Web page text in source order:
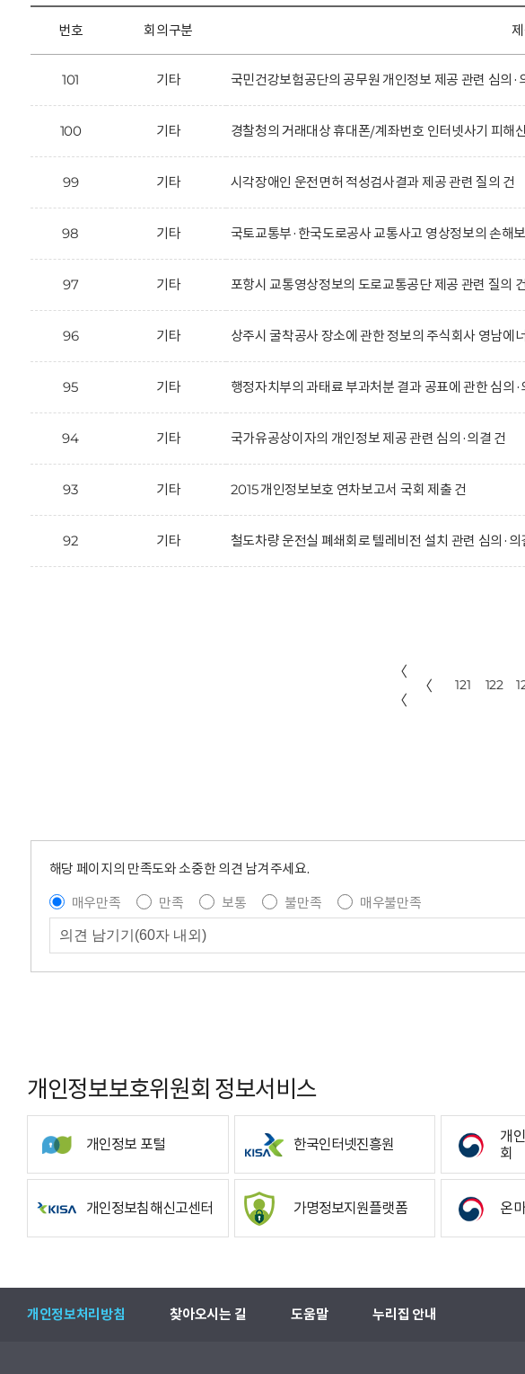
번호 회의구분
101 기타 국민건강보험공단의 공무원 개인정보 제공 관련 심의·
100 기타 경찰청의 거래대상 휴대폰/계좌번호 인터넷사기 피해
99 기타 시각장애인 운전면허 적성검사결과 제공 관련 질의 건
98 기타 국토교통부·한국도로공사 교통사고 영상정보의 손해
97 기타 포항시 교통영상정보의 도로교통공단 제공 관련 질의 건
96 기타 상주시 굴착공사 장소에 관한 정보의 주식회사 영남에
95 기타 행정자치부의 과태료 부과처분 결과 공표에 관한 심의·
94 기타 국가유공상이자의 개인정보 제공 관련 심의·의결 건
93 기타 2015 개인정보보호 연차보고서 국회 제출 건
92 기타 철도차량 운전실 폐쇄회로 텔레비전 설치 관련 심의·의
〈
〈
〈 121 122
해당 페이지의 만족도와 소중한 의견 남겨주세요.
매우만족
만족 보통 불만족
매우불만족
개인정보보호위원회 정보서비스
개인정보 포털 한국인터넷진흥원
개
회
개인정보침해신고센터 가명정보지원플랫폼 온
개인정보처리방침 찾아오시는 길 도움말 누리집 안내